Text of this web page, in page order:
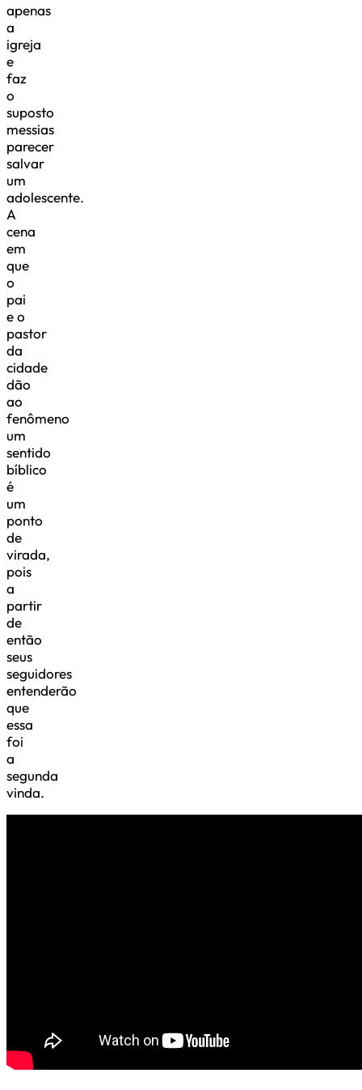
apenas
a
igreja
e
faz
o
suposto
messias
parecer
salvar
um
adolescente.
A
cena
em
que
o
pai
e o
pastor
da
cidade
dão
ao
fenômeno
um
sentido
bíblico
é
um
ponto
de
virada,
pois
a
partir
de
então
seus
seguidores
entenderão
que
essa
foi
a
segunda
vinda.